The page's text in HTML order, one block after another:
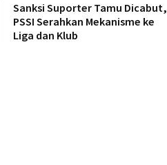
Sanksi Suporter Tamu Dicabut,
PSSI Serahkan Mekanisme ke
Liga dan Klub